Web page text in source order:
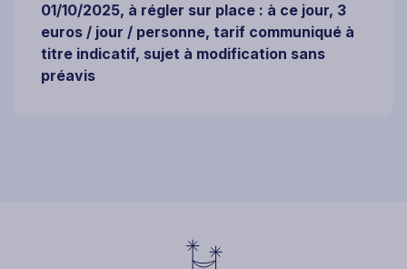
01/10/2025, à régler sur place : à ce jour, 3
euros / jour / personne, tarif communiqué à
titre indicatif, sujet à modification sans
préavis